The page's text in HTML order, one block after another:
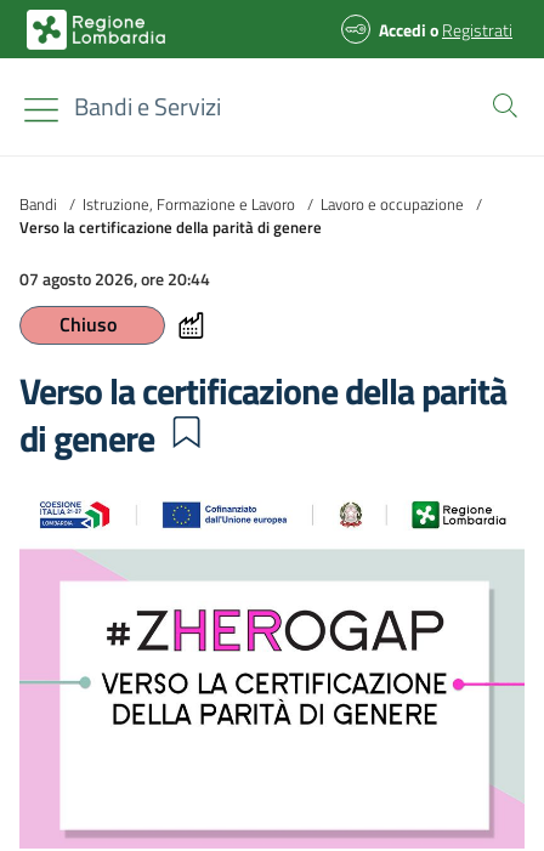
AccedioRegistrati
Bandi e Servizi
Bandi / Istruzione, Formazione e Lavoro / Lavoro e occupazione /
Verso la certificazione della parità di genere
07 agosto 2026, ore 20:44
Chiuso
Verso la certificazione della parità
di genere